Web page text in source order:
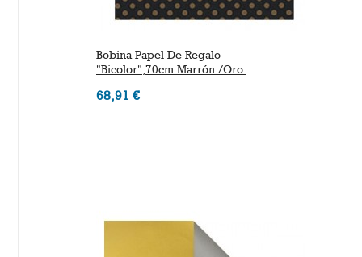
Bobina Papel De Regalo
"bicolor",70cm.Marrón /Oro.
68,91 €